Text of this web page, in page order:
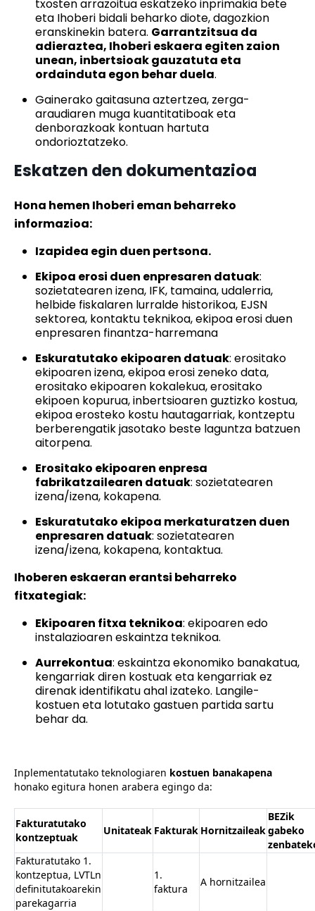
txosten arrazoitua eskatzeko inprimakia bete
eta Ihoberi bidali beharko diote, dagozkion
eranskinekin batera. Garrantzitsua da
adieraztea, Ihoberi eskaera egiten zaion
unean, inbertsioak gauzatuta eta
ordainduta egon behar duela.
Gainerako gaitasuna aztertzea, zerga-
araudiaren muga kuantitatiboak eta
denborazkoak kontuan hartuta
ondorioztatzeko.
Eskatzen den dokumentazioa
Hona hemen Ihoberi eman beharreko
informazioa:
Izapidea egin duen pertsona.
Ekipoa erosi duen enpresaren datuak:
sozietatearen izena, IFK, tamaina, udalerria,
helbide fiskalaren lurralde historikoa, EJSN
sektorea, kontaktu teknikoa, ekipoa erosi duen
enpresaren finantza-harremana
Eskuratutako ekipoaren datuak: erositako
ekipoaren izena, ekipoa erosi zeneko data,
erositako ekipoaren kokalekua, erositako
ekipoen kopurua, inbertsioaren guztizko kostua,
ekipoa erosteko kostu hautagarriak, kontzeptu
berberengatik jasotako beste laguntza batzuen
aitorpena.
Erositako ekipoaren enpresa
fabrikatzailearen datuak: sozietatearen
izena/izena, kokapena.
Eskuratutako ekipoa merkaturatzen duen
enpresaren datuak: sozietatearen
izena/izena, kokapena, kontaktua.
Ihoberen eskaeran erantsi beharreko
fitxategiak:
Ekipoaren fitxa teknikoa: ekipoaren edo
instalazioaren eskaintza teknikoa.
Aurrekontua: eskaintza ekonomiko banakatua,
kengarriak diren kostuak eta kengarriak ez
direnak identifikatu ahal izateko. Langile-
kostuen eta lotutako gastuen partida sartu
behar da.
Inplementatutako teknologiaren kostuen banakapena
honako egitura honen arabera egingo da:
Fakturatutako
kontzeptuak
Unitateak Fakturak Hornitzaileak
BEZik
gabeko
Fakturatutako 1.
kontzeptua, LVTLn
definitutakoarekin
parekagarria
1.
faktura
A hornitzailea